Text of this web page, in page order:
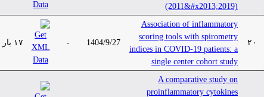
(2011&#x2013;2019)
۲۰
Association of inflammatory
scoring tools with spirometry
indices in COVID-19 patients: a
single center cohort study
1404/9/27 ۱۷ بار
A comparative study on
proinflammatory cytokines